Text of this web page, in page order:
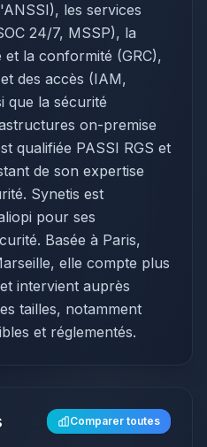
les services
24/7, MSSP), la
la conformité (GRC),
des accès (IAM,
que la sécurité
on-premise
qualifiée PASSI RGS et
de son expertise
Synetis est
pour ses
Basée à Paris,
elle compte plus
intervient auprès
tailles, notamment
et réglementés.
Comparer toutes